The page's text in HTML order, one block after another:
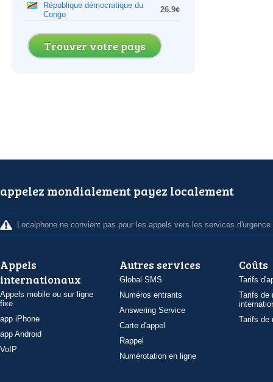
République démocratique du
Congo
26.9¢
Trouver votre pays
appelez mondialement payez localement
Localphone ne convient pas pour les appels vers les services d'urgence
Appels
internationaux
Appels mobile ou sur ligne
fixe
app iPhone
app Android
VoIP
Autres services
Global SMS
Numéros entrants
Answering Service
Carte d'appel
Rappel
Numérotation en ligne
Coûts
Tarifs
Tarifs de
Tarifs de